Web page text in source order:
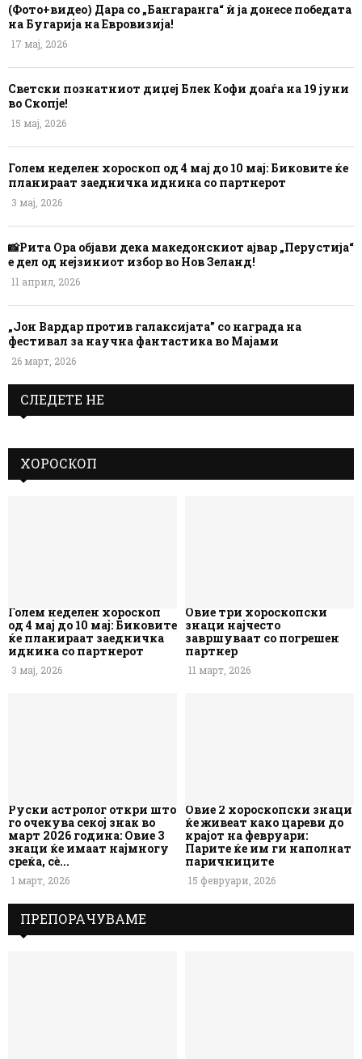
(Фото+видео) Дара со „Бангаранга“ ѝ ја донесе победата
на Бугарија на Евровизија!
17 мај, 2026
Светски познатниот диџеј Блек Кофи доаѓа на 19 јуни
во Скопје!
15 мај, 2026
Голем неделен хороскоп од 4 мај до 10 мај: Биковите ќе
планираат заедничка иднина со партнерот
3 мај, 2026
📸Рита Ора објави дека македонскиот ајвар „Перустија“
е дел од нејзиниот избор во Нов Зеланд!
11 април, 2026
„Јон Вардар против галаксијата” со награда на
фестивал за научна фантастика во Мајами
26 март, 2026
СЛЕДЕТЕ НЕ
ХОРОСКОП
Голем неделен хороскоп
од 4 мај до 10 мај: Биковите
ќе планираат заедничка
иднина со партнерот
3 мај, 2026
Овие три хороскопски
знаци најчесто
завршуваат со погрешен
партнер
11 март, 2026
Руски астролог откри што
го очекува секој знак во
март 2026 година: Овие 3
знаци ќе имаат најмногу
среќа, сè...
1 март, 2026
Овие 2 хороскопски знаци
ќе живеат како цареви до
крајот на февруари:
Парите ќе им ги наполнат
паричниците
15 февруари, 2026
ПРЕПОРАЧУВАМЕ